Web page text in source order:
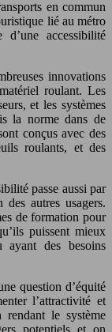
en commun
lié au métro
d’une accessibilité
innovations
roulant. Les
et les systèmes
la norme dans de
conçus avec des
roulants, et des
passe aussi par
autres usagers.
de formation pour
puissent mieux
ayant des besoins
question d’équité
l’attractivité et
rendant le système
potentiels et on